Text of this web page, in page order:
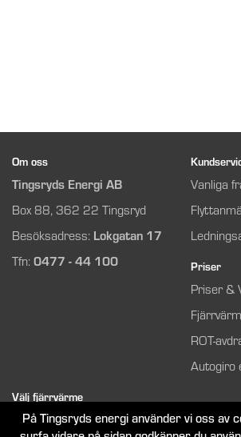
Om oss
Tingsryds Energi AB
Box 88, 362 22 Tingsryd
Besöksadress: Lokgatan 17
Tfn:0477 - 44 100
Vanliga
Priser
Priser &
ROT-
Autogiro
Välj fjärrvärme
Så funkar det
På Tingsryds energi använder vi oss av